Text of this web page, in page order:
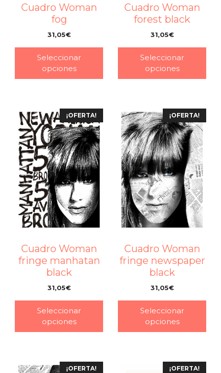
Cuadro Woman
fog
31,05€
Seleccionar
opciones
Cuadro Woman
forest black
31,05€
Seleccionar
opciones
¡OFERTA!
Cuadro Woman
fringe manhatan
black
31,05€
Seleccionar
opciones
¡OFERTA!
Cuadro Woman
fringe newspaper
black
31,05€
Seleccionar
opciones
¡OFERTA! ¡OFERTA!